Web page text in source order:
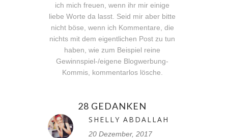
ich mich freuen, wenn ihr mir einige
liebe Worte da lasst. Seid mir aber bitte
nicht böse, wenn ich Kommentare, die
nichts mit dem eigentlichen Post zu tun
haben, wie zum Beispiel reine
Gewinnspiel-/eigene Blogwerbung-
Kommis, kommentarlos lösche.
28 GEDANKEN
SHELLY ABDALLAH
20 Dezember, 2017